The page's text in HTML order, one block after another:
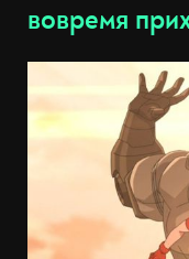
вовремя